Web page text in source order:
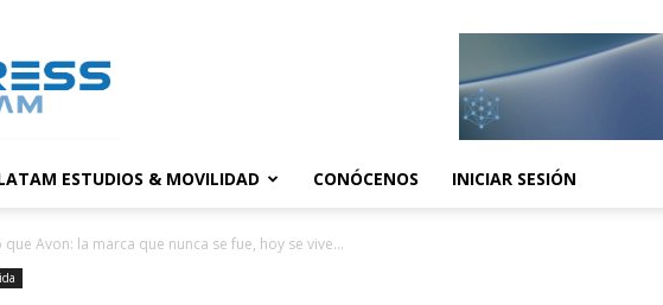
ESTUDIOS & MOVILIDAD CONÓCENOS INICIAR SESIÓN
que Avon: la marca que nunca se fue, hoy se vive...